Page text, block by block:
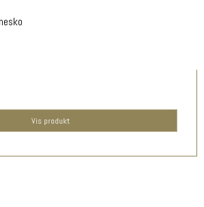
Vis produkt